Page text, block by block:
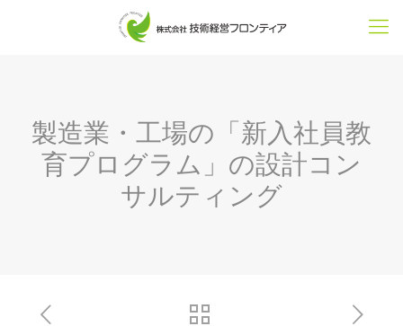
製造業・工場の「新入社員教
育プログラム」の設計コン
サルティング